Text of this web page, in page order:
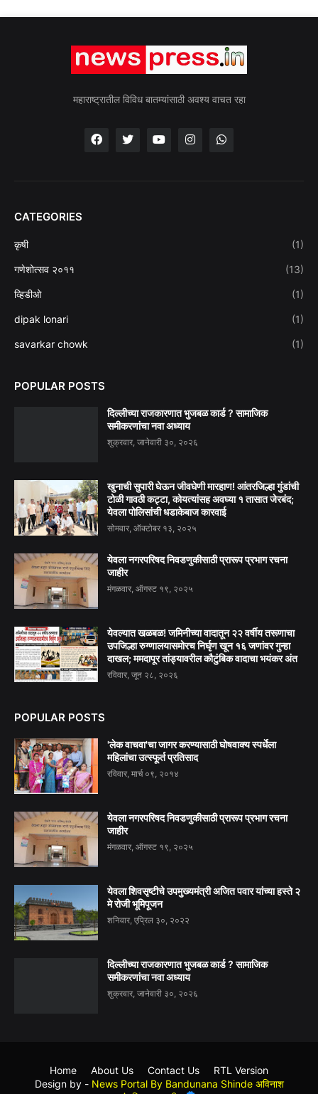
महाराष्ट्रातील विविध बातम्यांसाठी अवश्य वाचत रहा
CATEGORIES
कृषी (1)
गणेशोत्सव २०११ (13)
व्हिडीओ (1)
dipak lonari (1)
savarkar chowk (1)
POPULAR POSTS
दिल्लीच्या राजकारणात भुजबळ कार्ड ? सामाजिक
समीकरणांचा नवा अध्याय
शुक्रवार, जानेवारी ३०, २०२६
खुनाची सुपारी घेऊन जीवघेणी मारहाण! आंतरजिल्हा गुंडांची
टोळी गावठी कट्टा, कोयत्यांसह अवघ्या १ तासात जेरबंद;
येवला पोलिसांची धडाकेबाज कारवाई
सोमवार, ऑक्टोबर १३, २०२५
येवला नगरपरिषद निवडणुकीसाठी प्रारूप प्रभाग रचना
जाहीर
मंगळवार, ऑगस्ट १९, २०२५
येवल्यात खळबळ! जमिनीच्या वादातून २२ वर्षीय तरूणाचा
उपजिल्हा रुग्णालयासमोरच निर्घृण खून १६ जणांवर गुन्हा
दाखल; ममदापूर तांड्यावरील कौटुंबिक वादाचा भयंकर अंत
रविवार, जून २८, २०२६
POPULAR POSTS
'लेक वाचवा'चा जागर करण्यासाठी घोषवाक्य स्पर्धेला
महिलांचा उत्स्फूर्त प्रतिसाद
रविवार, मार्च ०९, २०१४
येवला नगरपरिषद निवडणुकीसाठी प्रारूप प्रभाग रचना
जाहीर
मंगळवार, ऑगस्ट १९, २०२५
येवला शिवसृष्टीचे उपमुख्यमंत्री अजित पवार यांच्या हस्ते २
मे रोजी भूमिपूजन
शनिवार, एप्रिल ३०, २०२२
दिल्लीच्या राजकारणात भुजबळ कार्ड ? सामाजिक
समीकरणांचा नवा अध्याय
शुक्रवार, जानेवारी ३०, २०२६
Home About Us Contact Us
RTL Version
Design by - News Portal By Bandunana Shinde अविनाश